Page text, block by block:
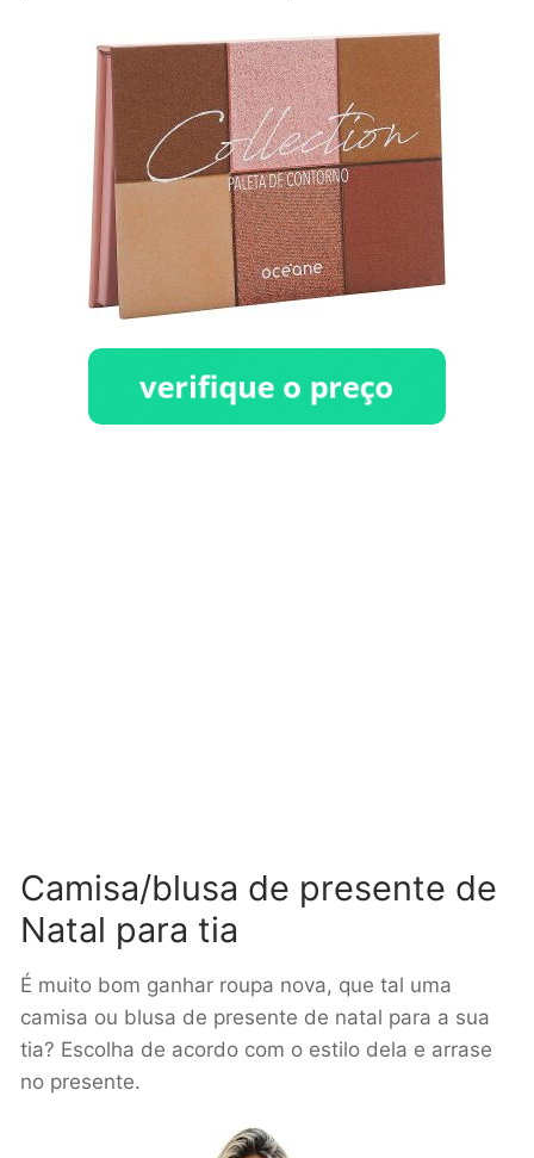
Camisa/blusa de presente de
Natal para tia
É muito bom ganhar roupa nova, que tal uma
camisa ou blusa de presente de natal para a sua
tia? Escolha de acordo com o estilo dela e arrase
no presente.